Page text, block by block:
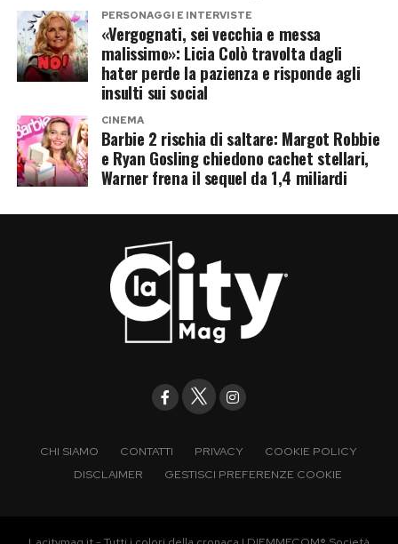
PERSONAGGI E INTERVISTE
«Vergognati, sei vecchia e messa
malissimo»: Licia Colò travolta dagli
hater perde la pazienza e risponde agli
insulti sui social
CINEMA
Barbie 2 rischia di saltare: Margot Robbie
e Ryan Gosling chiedono cachet stellari,
Warner frena il sequel da 1,4 miliardi
CHI SIAMO CONTATTI PRIVACY
COOKIE POLICY
DISCLAIMER
GESTISCI PREFERENZE COOKIE